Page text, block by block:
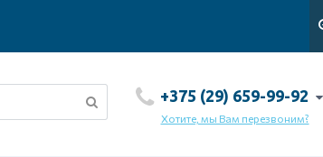
+375 (29) 659-99-92
Хотите, мы Вам перезвоним?